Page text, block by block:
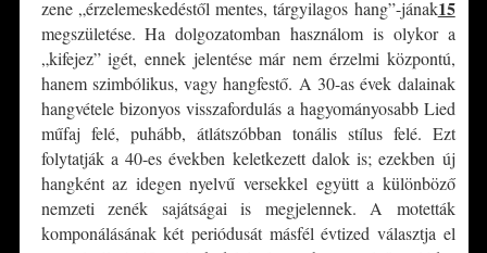
zene „érzelemeskedéstől mentes, tárgyilagos hang”-jának15
megszületése. Ha dolgozatomban használom is olykor a
„kifejez” igét, ennek jelentése már nem érzelmi központú,
hanem szimbólikus, vagy hangfestő. A 30-as évek dalainak
hangvétele bizonyos visszafordulás a hagyományosabb Lied
műfaj felé, puhább, átlátszóbban tonális stílus felé. Ezt
folytatják a 40-es években keletkezett dalok is; ezekben új
hangként az idegen nyelvű versekkel együtt a különböző
nemzeti zenék sajátságai is megjelennek. A motetták
komponálásának két periódusát másfél évtized választja el